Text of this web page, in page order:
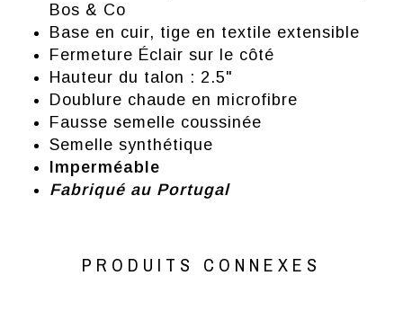
Bos & Co
Base en cuir, tige en textile extensible
Fermeture Éclair sur le côté
Hauteur du talon : 2.5"
Doublure chaude en microfibre
Fausse semelle coussinée
Semelle synthétique
Imperméable
Fabriqué au Portugal
PRODUITS CONNEXES